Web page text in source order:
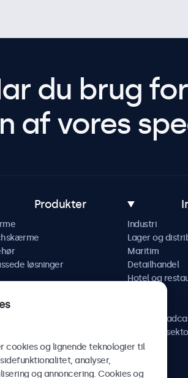
du brug
af vores
Produkter
løsninger
Industri
Lager og
Maritim
Detailhandel
Hotel og
AV og
cookies og lignende teknologier til
analyser,
og annoncering. Cookies og